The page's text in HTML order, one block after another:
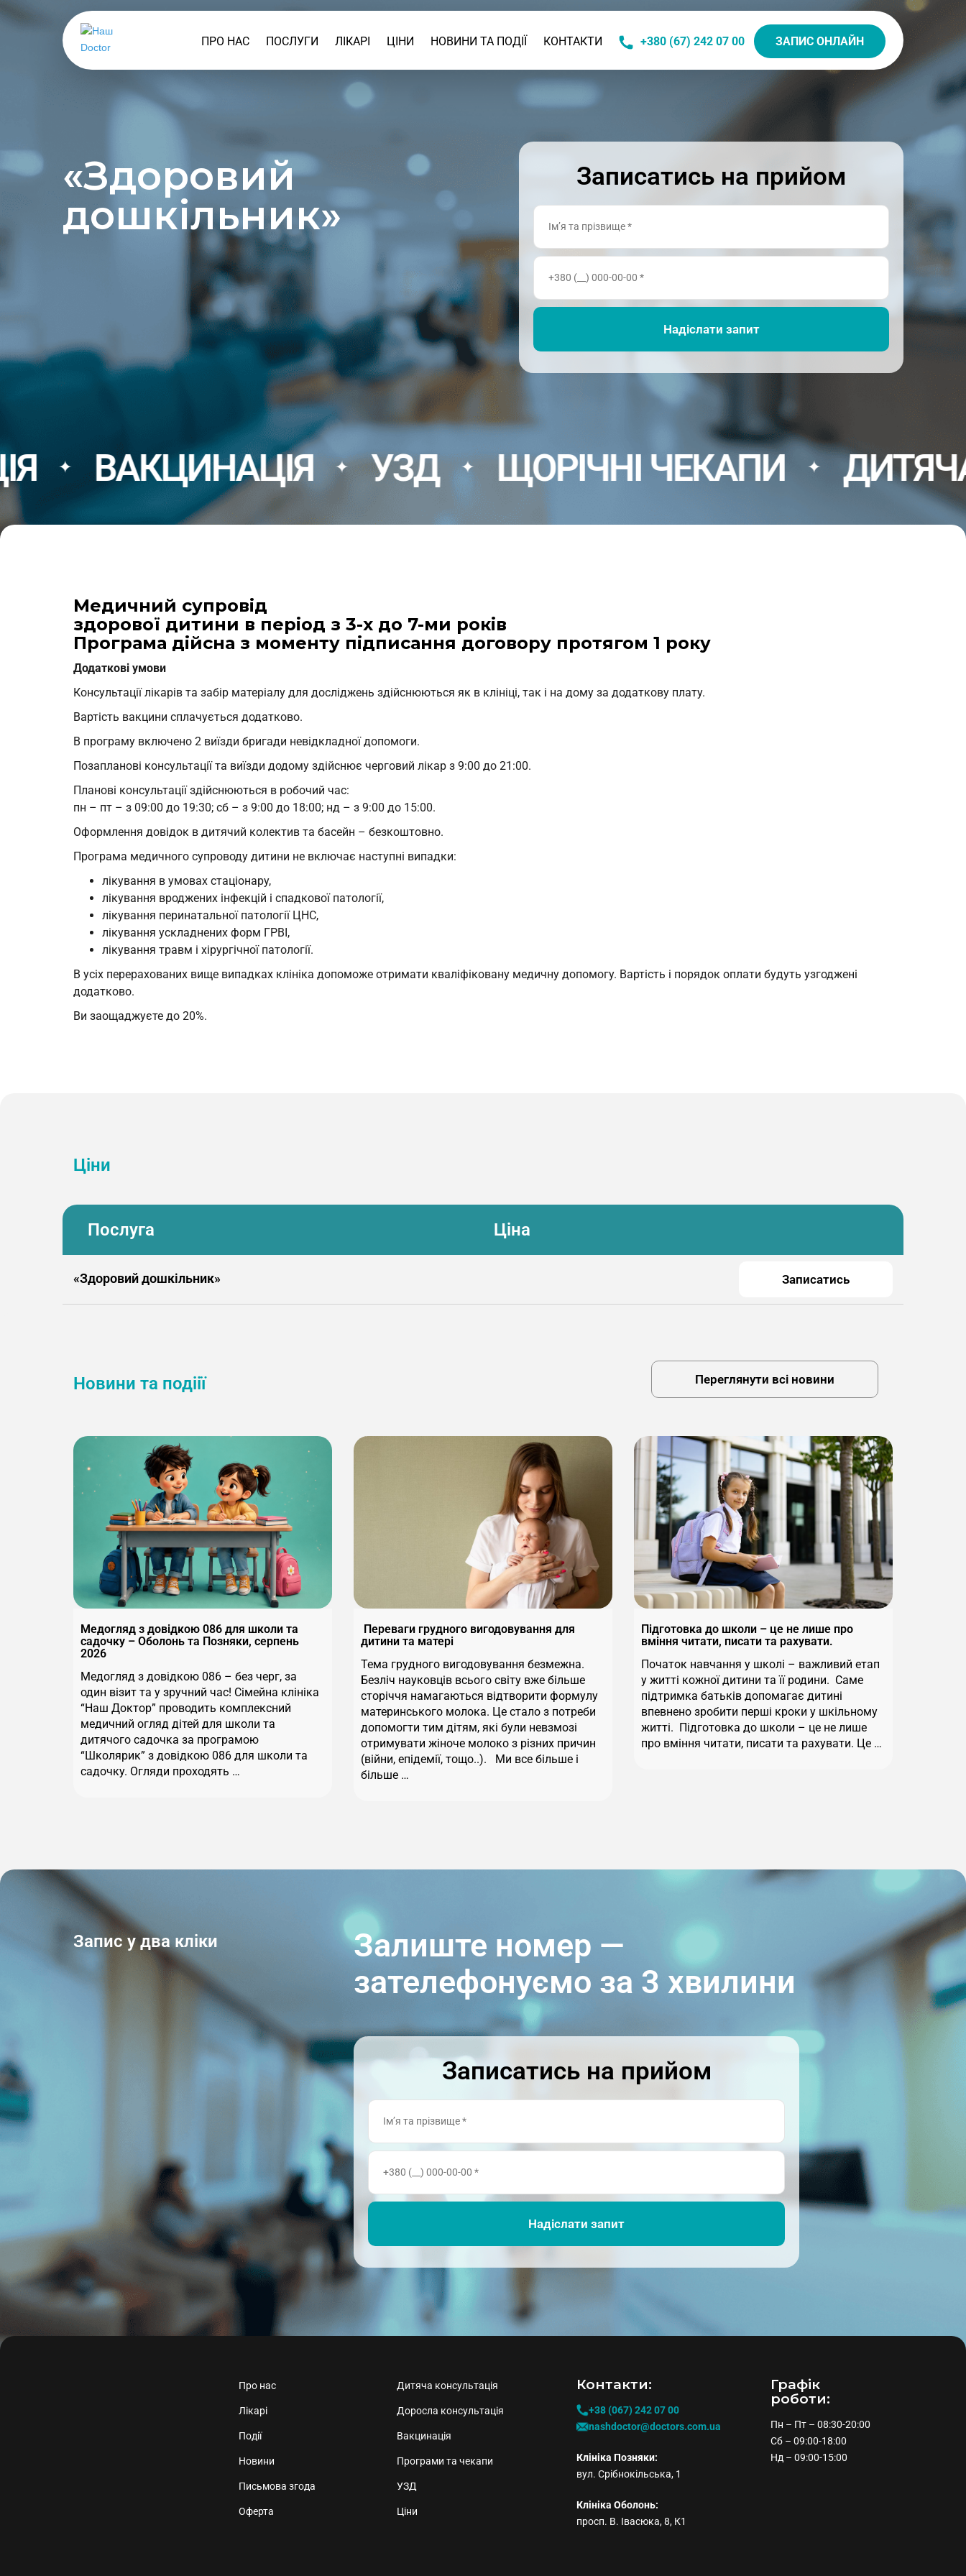
ПРО НАС ПОСЛУГИ
ДИТЯЧА КОНСУЛЬТАЦІЯ ДИТЯЧИЙ АЛЕРГОЛОГ
ДИТЯЧИЙ ГІНЕКОЛОГ
ДИТЯЧИЙ ДЕРМАТОЛОГ
ЕНДОКРИНОЛОГ
ДИТЯЧИЙ ІМУНОЛОГ
ДИТЯЧИЙ КАРДІОЛОГ
ДИТЯЧИЙ ЛОР
ДИТЯЧИЙ НЕВРОЛОГ
ДИТЯЧИЙ ОРТОПЕД-
ТРАВМАТОЛОГ
ДИТЯЧИЙ ХІРУРГ
КОНСУЛЬТАЦІЯ ПО ГВ
ДОРОСЛА КОНСУЛЬТАЦІЯ
ПРОГРАМИ ТА ЧЕКАПИ
ONLINE КОНСУЛЬТАЦІЯ
ЛІКАРІ ЦІНИ НОВИНИ ТА ПОДІЇ КОНТАКТИ +380 (67) 242 07 00 ЗАПИС ОНЛАЙН
«Здоровий
дошкільник»
Записатись на прийом
✦ УЗД ✦ ЩОРІЧНІ ЧЕКАПИ ✦ ДИТЯЧА
Медичний супровiд
здорової дитини в перiод з 3-х до 7-ми рокiв
Програма дiйсна з моменту пiдписання договору протягом 1 року
Додатковi умови
Консультацiї лiкарiв та забiр матерiалу для дослiджень здiйснюються як в клiнiцi, так i на дому за додаткову плату.
Вартiсть вакцини сплачується додатково.
В програму включено 2 виїзди бригади невiдкладної допомоги.
Позаплановi консультацiї та виїзди додому здiйснює черговий лiкар з 9:00 до 21:00.
Плановi консультацiї здiйснюються в робочий час:
пн – пт – з 09:00 до 19:30; сб – з 9:00 до 18:00; нд – з 9:00 до 15:00.
Оформлення довiдок в дитячий колектив та басейн – безкоштовно.
Програма медичного супроводу дитини не включає наступнi випадки:
лікування в умовах стаціонару,
лiкування вроджених iнфекцiй i спадкової патології,
лiкування перинатальної патології ЦНС,
лiкування ускладнених форм ГРВI,
лiкування травм і хірургiчної патологiї.
В усiх перерахованих вище випадках клiнiка допоможе отримати квалiфiковану медичну допомогу. Вартiсть i порядок оплати будуть узгодженi
додатково.
Ви заощаджуєте до 20%.
Ціни
Послуга Ціна
«Здоровий дошкільник» Записатись
Новини та подіії Переглянути всі новини
Медогляд з довідкою 086 для школи та
садочку – Оболонь та Позняки, серпень
2026
Медогляд з довідкою 086 – без черг, за
один візит та у зручний час! Сімейна клініка
“Наш Доктор” проводить комплексний
медичний огляд дітей для школи та
дитячого садочка за програмою
“Школярик” з довідкою 086 для школи та
садочку. Огляди проходять …
Переваги грудного вигодовування для
дитини та матері
Тема грудного вигодовування безмежна.
Безліч науковців всього світу вже більше
сторіччя намагаються відтворити формулу
материнського молока. Це стало з потреби
допомогти тим дітям, які були невзмозі
отримувати жіноче молоко з різних причин
(війни, епідемії, тощо..). Ми все більше і
більше …
Підготовка до школи – це не лише про
вміння читати, писати та рахувати.
Початок навчання у школі – важливий етап
у житті кожної дитини та її родини. Саме
підтримка батьків допомагає дитині
впевнено зробити перші кроки у шкільному
житті. Підготовка до школи – це не лише
про вміння читати, писати та рахувати. Це …
Запис у два кліки
Залиште номер —
зателефонуємо за 3 хвилини
Записатись на прийом
Про нас
Лікарі
Події
Новини
Письмова згода
Оферта
Дитяча консультація
Доросла консультація
Вакцинація
Програми та чекапи
УЗД
Ціни
Контакти:
+38 (067) 242 07 00
nashdoctor@doctors.com.ua
Клініка Позняки:
вул. Срібнокільська, 1
Клініка Оболонь:
просп. В. Івасюка, 8, К1
Графiк
роботи:
Пн – Пт – 08:30-20:00
Сб – 09:00-18:00
Нд – 09:00-15:00